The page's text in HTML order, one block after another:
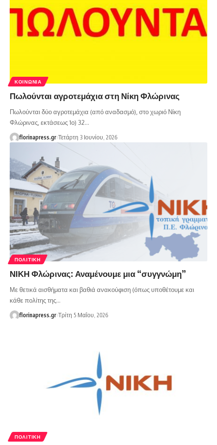
ΚΟΙΝΩΝΊΑ
Πωλούνται αγροτεμάχια στη Νίκη Φλώρινας
Πωλούνται δύο αγροτεμάχια (από αναδασμό), στο χωριό Νίκη
Φλώρινας, εκτάσεως 1ο) 32…
florinapress.gr Τετάρτη 3 Ιουνίου, 2026
ΠΟΛΙΤΙΚΉ
ΝΙΚΗ Φλώρινας: Αναμένουμε μια “συγγνώμη”
Με θετικά αισθήματα και βαθιά ανακούφιση (όπως υποθέτουμε και
κάθε πολίτης της…
florinapress.gr Τρίτη 5 Μαΐου, 2026
ΠΟΛΙΤΙΚΉ